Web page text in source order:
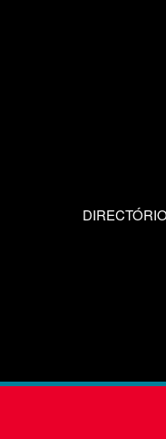
DIRECTÓRIO